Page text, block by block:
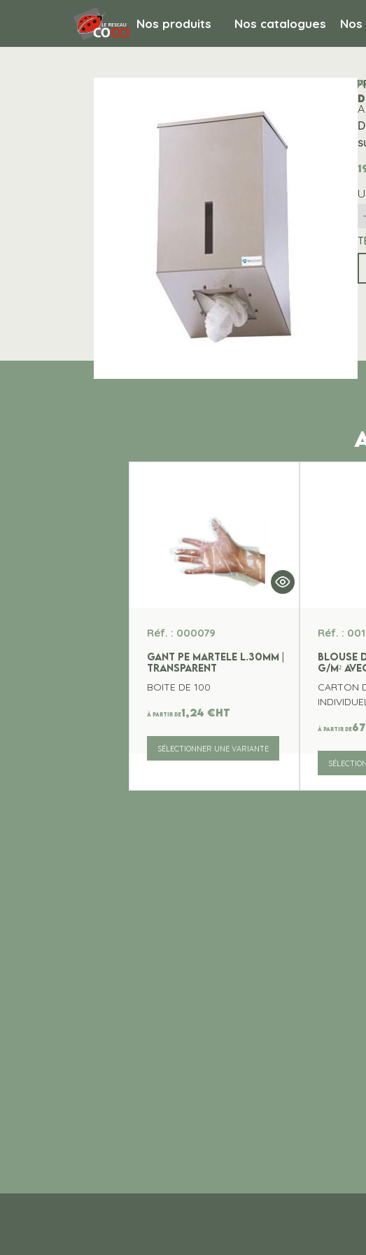
Nos produits Nos catalogues
HYGIENE ET ENTRETIEN / Hygiene de la cuisine /
-
Réf. : 000079
GANT PE MARTELE L.30MM |
TRANSPARENT
BOITE DE 100
À partir de1,24€ht
SÉLECTIONNER UNE VARIANTE
Réf. :
BLOUSE
G/M²
CARTON
À partir de